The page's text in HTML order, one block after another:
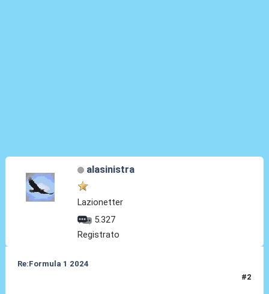
alasinistra
Lazionetter
5.327
Registrato
Re:Formula 1 2024
#2